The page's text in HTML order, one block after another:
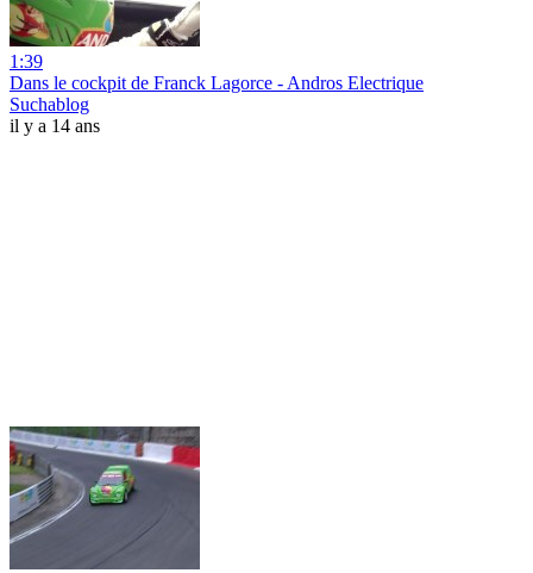
1:39
Dans le cockpit de Franck Lagorce - Andros Electrique
Suchablog
il y a 14 ans